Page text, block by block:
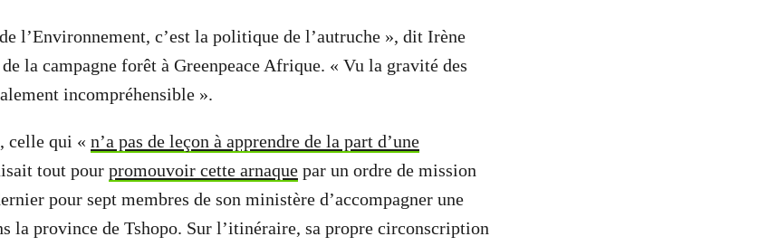
l’Environnement, c’est la politique de l’autruche », dit Irène
la campagne forêt à Greenpeace Afrique. « Vu la gravité des
incompréhensible ».
celle qui « n’a pas de leçon à apprendre de la part d’une
tout pour promouvoir cette arnaquepar un ordre de mission
pour sept membres de son ministère d’accompagner une
la province de Tshopo. Sur l’itinéraire, sa propre circonscription